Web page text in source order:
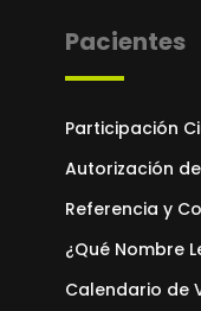
Pacientes
Participación
Autorización
Referencia y
¿Qué Nombre
Calendario de